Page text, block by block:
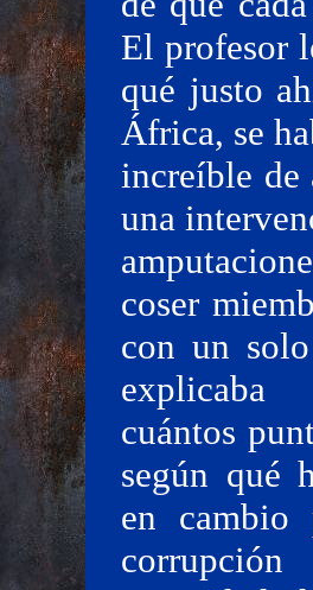
El profesor
qué justo
África, se
increíble de
una
coser
con un
explicaba
cuántos
según qué
en cambio